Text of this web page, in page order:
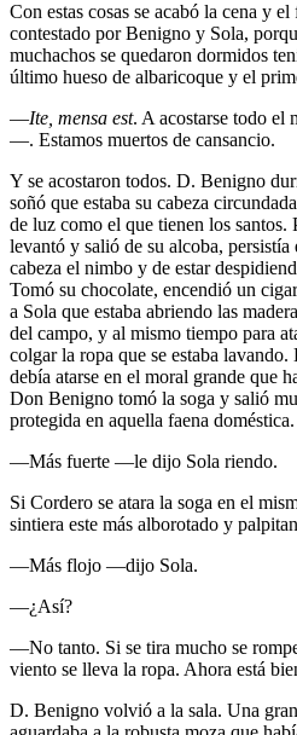
Con estas cosas se acabó la cena y
contestado por Benigno y Sola,
muchachos se quedaron dormidos
último hueso de albaricoque y el
—Ite, mensa est. A acostarse todo
—. Estamos muertos de cansancio.
Y se acostaron todos. D. Benigno
soñó que estaba su cabeza
de luz como el que tienen los santos.
levantó y salió de su alcoba,
cabeza el nimbo y de estar
Tomó su chocolate, encendió un
a Sola que estaba abriendo las
del campo, y al mismo tiempo para
colgar la ropa que se estaba
debía atarse en el moral grande que
Don Benigno tomó la soga y salió
protegida en aquella faena doméstica.
—Más fuerte —le dijo Sola riendo.
Si Cordero se atara la soga en el
sintiera este más alborotado y
—Más flojo —dijo Sola.
—¿Así?
—No tanto. Si se tira mucho se
viento se lleva la ropa. Ahora está
D. Benigno volvió a la sala. Una